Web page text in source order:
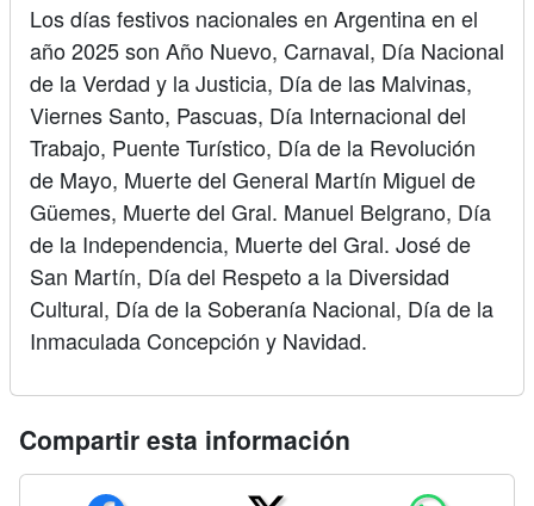
Los días festivos nacionales en Argentina en el
año 2025 son Año Nuevo, Carnaval, Día Nacional
de la Verdad y la Justicia, Día de las Malvinas,
Viernes Santo, Pascuas, Día Internacional del
Trabajo, Puente Turístico, Día de la Revolución
de Mayo, Muerte del General Martín Miguel de
Güemes, Muerte del Gral. Manuel Belgrano, Día
de la Independencia, Muerte del Gral. José de
San Martín, Día del Respeto a la Diversidad
Cultural, Día de la Soberanía Nacional, Día de la
Inmaculada Concepción y Navidad.
Compartir esta información